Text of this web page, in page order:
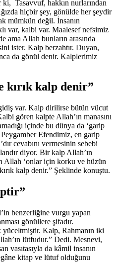
Tasavvuf, hakkın nurlarından
hiçbir şey, gönülde her şeydir
mümkün değil. İnsanın
var, kalbi var. Maalesef nefsimiz
ama Allah bunların arasında
ister. Kalp berzahtır. Duyan,
da gönül denir. Kalplerimiz
kırık kalp denir”
var. Kalp dirilirse bütün vücut
gören kalpte Allah’ın manasını
içinde bu dünya da ‘garip
Efendimiz, en garip
cevabını vermesinin sebebi
diyor. Bir kalp Allah’ın
Allah ‘onlar için korku ve hüzün
kalp denir.” Şeklinde konuştu.
benzerliğine vurgu yapan
gönüllere şifadır.
yüceltmiştir. Kalp, Rahmanın iki
lütfudur.” Dedi. Mesnevi,
vasıtasıyla da kâmil insanın
kitap ve lütuf olduğunu